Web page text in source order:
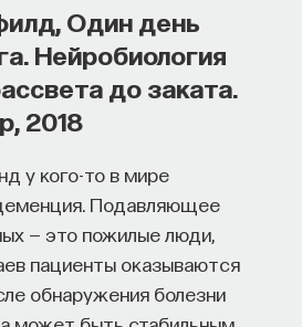
Один день
Нейробиология
до заката.
2018
у кого-то в мире
Подавляющее
— это пожилые люди,
пациенты оказываются
обнаружения болезни
вклад в дело
заката. Дальше его
многие исследователи
киносъемки
Колера и Теодора
этих экспериментов
адаптация носит скорее
и мы не имеем права
мир обретает
ориентацию после
изображения.
то, что в случае такого